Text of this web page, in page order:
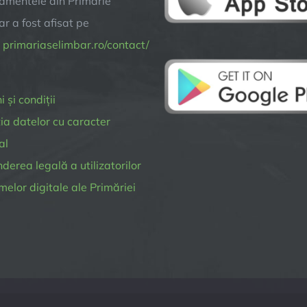
2024
a fost afisat pe
primariaselimbar.ro/contact/
și condiții
datelor cu caracter
legală a utilizatorilor
digitale ale Primăriei